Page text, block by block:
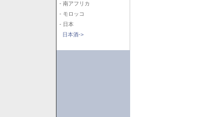
- 南アフリカ
- モロッコ
- 日本
日本酒->